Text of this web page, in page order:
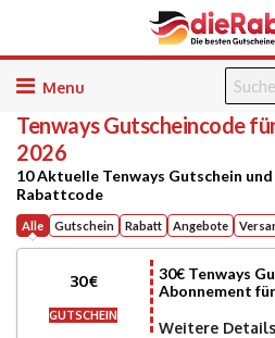
Skip
content
TenwaysGutscheincode
2026
10 Aktuelle Tenways Gutschein und
Rabattcode
Alle Gutschein Rabatt Angebote
30€
GUTSCHEIN
30€ Tenways
Abonnement
Weitere Details